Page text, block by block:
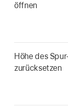
öffnen
Höhe des
zurücksetzen